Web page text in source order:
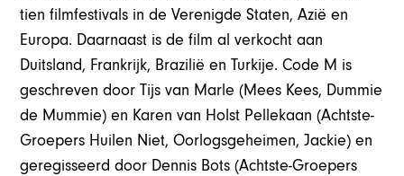
tien filmfestivals in de Verenigde Staten, Azië en
Europa. Daarnaast is de film al verkocht aan
Duitsland, Frankrijk, Brazilië en Turkije. Code M is
geschreven door Tijs van Marle (Mees Kees, Dummie
de Mummie) en Karen van Holst Pellekaan (Achtste-
Groepers Huilen Niet, Oorlogsgeheimen, Jackie) en
geregisseerd door Dennis Bots (Achtste-Groepers